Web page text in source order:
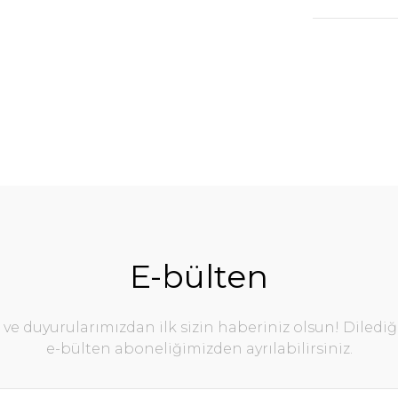
E-bülten
ve duyurularımızdan ilk sizin haberiniz olsun!
e-bülten aboneliğimizden ayrılabilirsiniz.